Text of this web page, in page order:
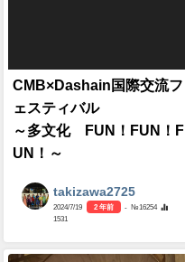
CMB×Dashain国際交流フ
ェスティバル
～多文化 FUN！FUN！F
UN！～
takizawa2725
2024/7/19 2 年前
- №16254
1531